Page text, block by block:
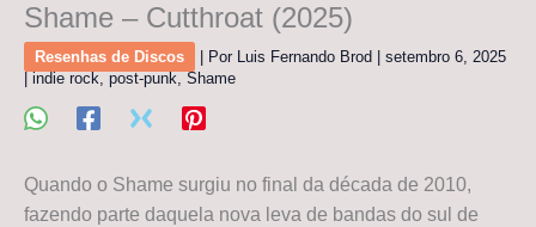
Shame – Cutthroat (2025)
Resenhas de Discos | Por Luis Fernando Brod
setembro 6, 2025
indie rock, post-punk, Shame
Quando o Shame surgiu no final da década de 2010,
fazendo parte daquela nova leva de bandas do sul de